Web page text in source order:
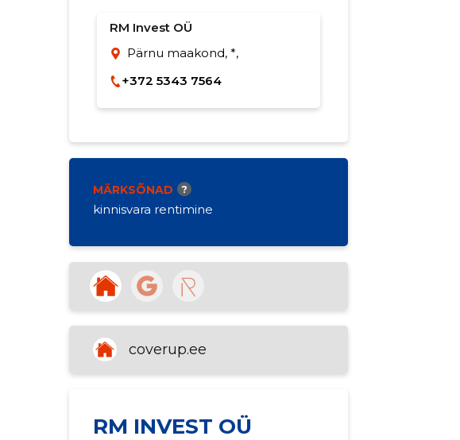
RM Invest OÜ
Pärnu maakond, *,
+372 5343 7564
MÄRKSÕNAD ?
kinnisvara rentimine
coverup.ee
RM INVEST OÜ